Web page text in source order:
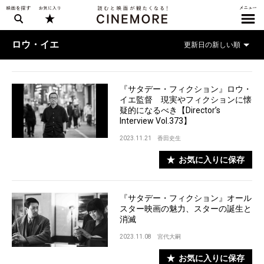
ロウ・イエ
『サタデー・フィクション』ロウ・
イエ監督 現実やフィクションに懐
疑的になるべき【Director’s
Interview Vol.373】
2023.11.21 香田史生
お気に入りに保存
『サタデー・フィクション』オール
スター映画の魅力、スターの誕生と
消滅
2023.11.08 宮代大嗣
お気に入りに保存